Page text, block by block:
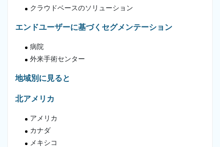
クラウドベースのソリューション
エンドユーザーに基づくセグメンテーション
病院
外来手術センター
地域別に見ると
北アメリカ
アメリカ
カナダ
メキシコ